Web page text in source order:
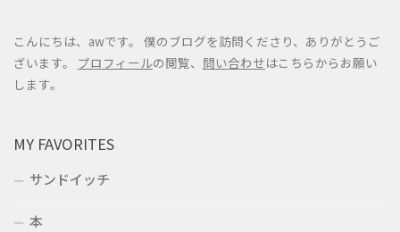
こんにちは、awです。 僕のブログを訪問くださり、ありがとうご
ざいます。 プロフィールの閲覧、 問い合わせはこちらからお願い
します。
MY FAVORITES
サンドイッチ
本